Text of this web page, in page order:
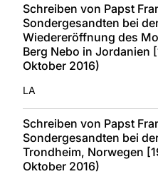
Schreiben von Papst
Sondergesandten bei
Wiedereröffnung des
Berg Nebo in Jordanien
Oktober 2016)
LA
Schreiben von Papst
Sondergesandten bei
Trondheim, Norwegen
Oktober 2016)